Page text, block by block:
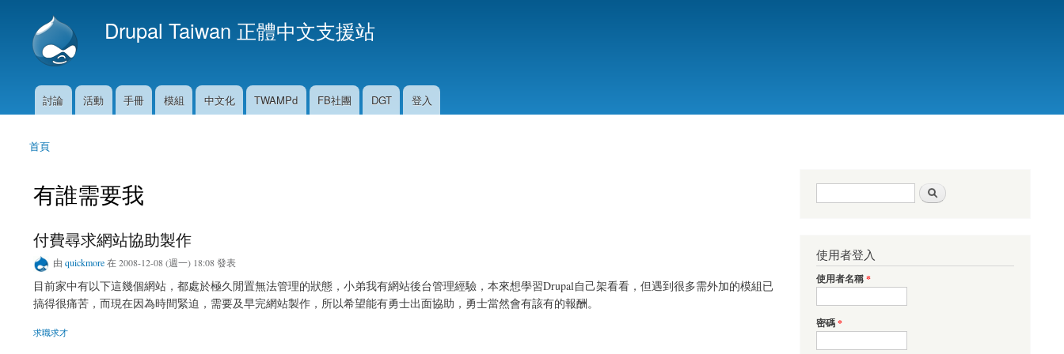
Drupal Taiwan 正體中文支援站
主選單
討論 活動 手冊 模組 中文化 TWAMPd FB社團 DGT 登入
您在這裡
首頁
有誰需要我
付費尋求網站協助製作
由 quickmore在 2008-12-08 (週一) 18:08 發表
目前家中有以下這幾個網站，都處於極久閒置無法管理的狀態，小弟我有網站後台管理經驗，本來想學習Drupal自己架看看，但遇到很多需外加的模組已
搞得很痛苦，而現在因為時間緊迫，需要及早完網站製作，所以希望能有勇士出面協助，勇士當然會有該有的報酬。
求職求才
搜尋表單
使用者登入
使用者名稱*
密碼*